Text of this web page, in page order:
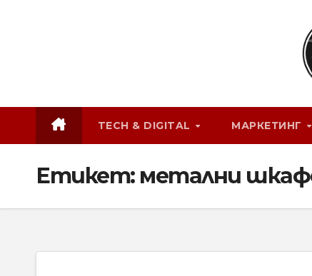
TECH & DIGITAL МАРКЕТИНГ
Етикет: метални